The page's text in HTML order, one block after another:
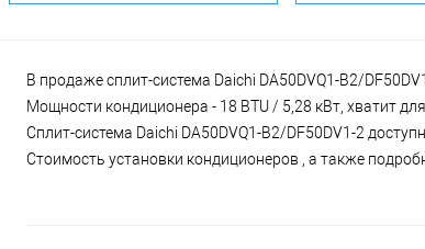
В продаже сплит-система Daichi DA50DVQ1-B2/
Мощности кондиционера - 18 BTU / 5,28 кВт, хватит
Сплит-система Daichi DA50DVQ1-B2/DF50DV1-2
Стоимость установки кондиционеров , а также